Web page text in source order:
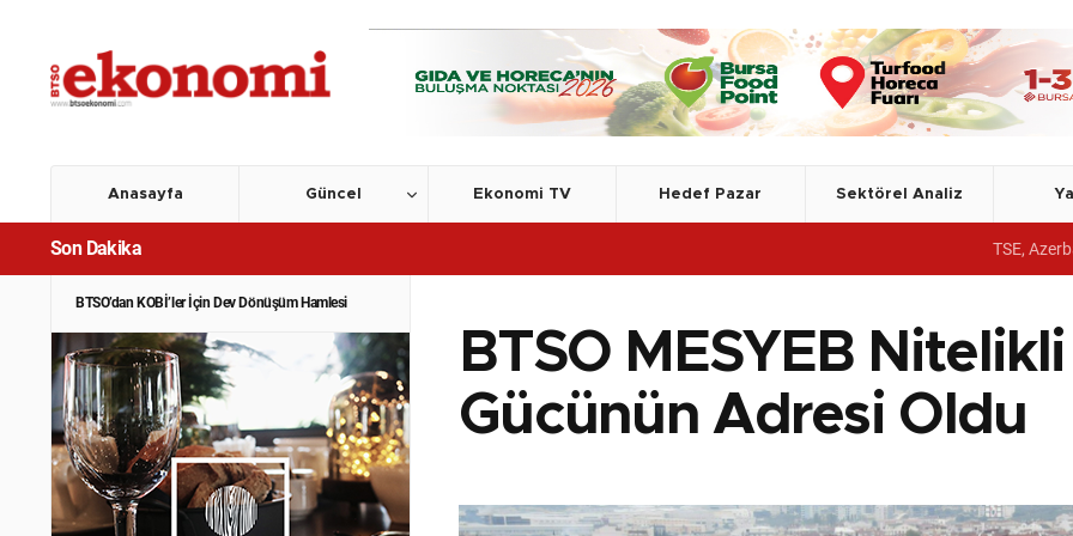
Anasayfa Güncel Ekonomi TV Hedef Pazar Sektörel Analiz
Son Dakika TSE, Azerbaycan Devlet
BTSO’dan KOBİ’ler İçin Dev Dönüşüm Hamlesi
BTSO MESYEB
Gücünün Adresi Oldu